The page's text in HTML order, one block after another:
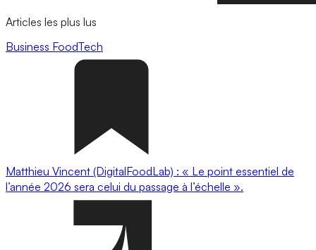
Articles les plus lus
Business FoodTech
Matthieu Vincent (DigitalFoodLab) : « Le point essentiel de
l’année 2026 sera celui du passage à l’échelle ».